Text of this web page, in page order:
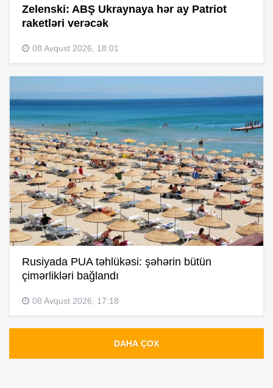
Zelenski: ABŞ Ukraynaya hər ay Patriot
raketləri verəcək
08 Avqust 2026, 18:01
Rusiyada PUA təhlükəsi: şəhərin bütün
çimərlikləri bağlandı
08 Avqust 2026, 17:18
DAHA ÇOX